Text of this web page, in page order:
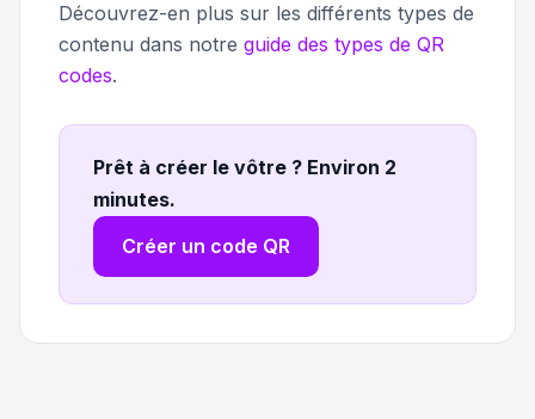
Découvrez-en plus sur les différents types de
contenu dans notre guide des types de QR
codes.
Prêt à créer le vôtre ? Environ 2
minutes.
Créer un code QR